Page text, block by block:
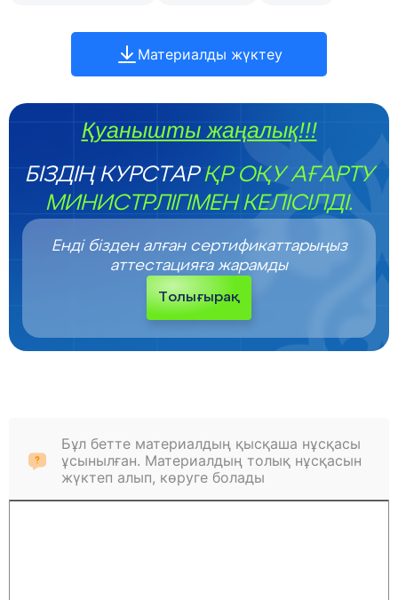
Материалды жүктеу
Қуанышты жаңалық!!!
БІЗДІҢ КУРСТАРҚР ОҚУ АҒАРТУ
МИНИСТРЛІГІМЕН КЕЛІСІЛДІ.
Енді бізден алған сертификаттарыңыз
аттестацияға жарамды
Толығырақ
Бұл бетте материалдың қысқаша нұсқасы
ұсынылған. Материалдың толық нұсқасын
жүктеп алып, көруге болады